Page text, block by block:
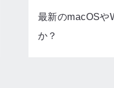
最新のmacOSや
か？